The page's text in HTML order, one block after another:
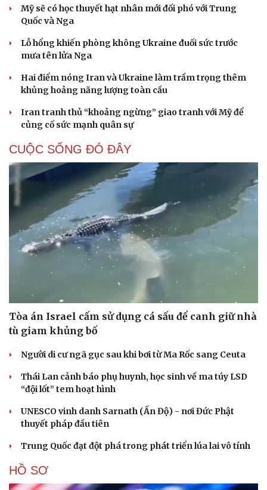
Mỹ sẽ có học thuyết hạt nhân mới đối phó với Trung
Quốc và Nga
Lỗ hổng khiến phòng không Ukraine đuối sức trước
mưa tên lửa Nga
Hai điểm nóng Iran và Ukraine làm trầm trọng thêm
khủng hoảng năng lượng toàn cầu
Iran tranh thủ “khoảng ngừng” giao tranh với Mỹ để
củng cố sức mạnh quân sự
CUỘC SỐNG ĐÓ ĐÂY
Tòa án Israel cấm sử dụng cá sấu để canh giữ nhà
tù giam khủng bố
Người di cư ngã gục sau khi bơi từ Ma Rốc sang Ceuta
Thái Lan cảnh báo phụ huynh, học sinh về ma túy LSD
“đội lốt” tem hoạt hình
UNESCO vinh danh Sarnath (Ấn Độ) - nơi Đức Phật
thuyết pháp đầu tiên
Trung Quốc đạt đột phá trong phát triển lúa lai vô tính
HỒ SƠ